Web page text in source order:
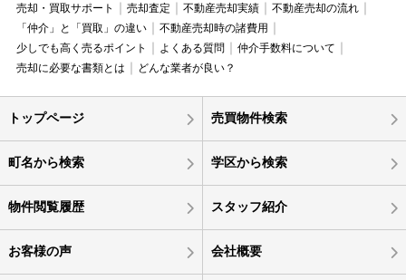
売却・買取サポート 売却査定 不動産売却実績
不動産売却の流れ
「仲介」と「買取」の違い
不動産売却時の諸費用
少しでも高く売るポイント
よくある質問
仲介手数料について
売却に必要な書類とは
どんな業者が良い？
トップページ 売買物件検索
町名から検索 学区から検索
物件閲覧履歴 スタッフ紹介
お客様の声 会社概要